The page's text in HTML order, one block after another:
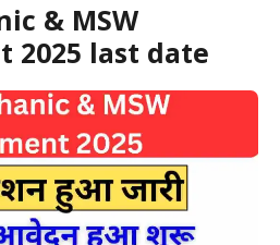
& MSW
2025 last date